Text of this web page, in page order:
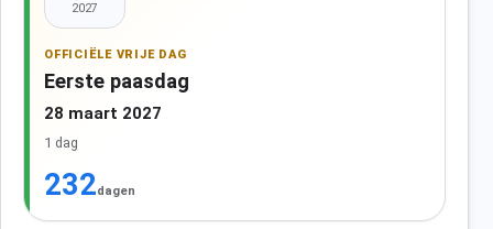
2027
OFFICIËLE VRIJE DAG
Eerste paasdag
28 maart 2027
1 dag
232dagen